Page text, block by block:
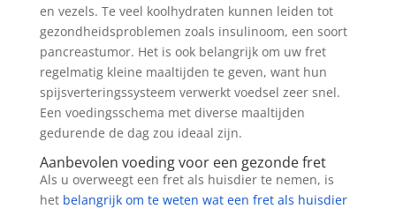
en vezels. Te veel koolhydraten kunnen leiden tot
gezondheidsproblemen zoals insulinoom, een soort
pancreastumor. Het is ook belangrijk om uw fret
regelmatig kleine maaltijden te geven, want hun
spijsverteringssysteem verwerkt voedsel zeer snel.
Een voedingsschema met diverse maaltijden
gedurende de dag zou ideaal zijn.
Aanbevolen voeding voor een gezonde fret
Als u overweegt een fret als huisdier te nemen, is
het belangrijk om te weten wat een fret als huisdier